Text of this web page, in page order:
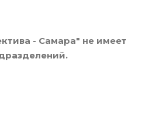
- Самара" не имеет